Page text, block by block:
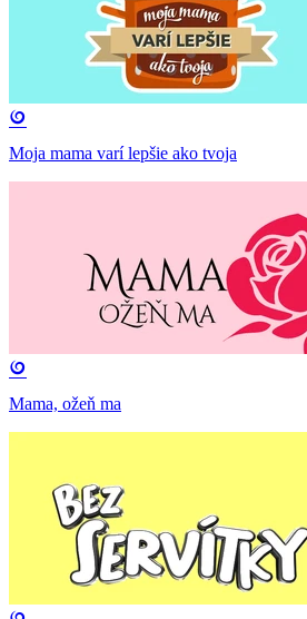
Moja mama varí lepšie ako tvoja
Mama, ožeň ma